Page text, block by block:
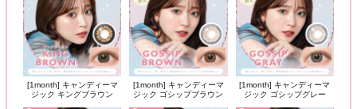
[1month] キャンディーマ
ジック キングブラウン
[1month] キャンディーマ
ジック ゴシップブラウン
[1month] キャンディーマ
ジック ゴシップグレー